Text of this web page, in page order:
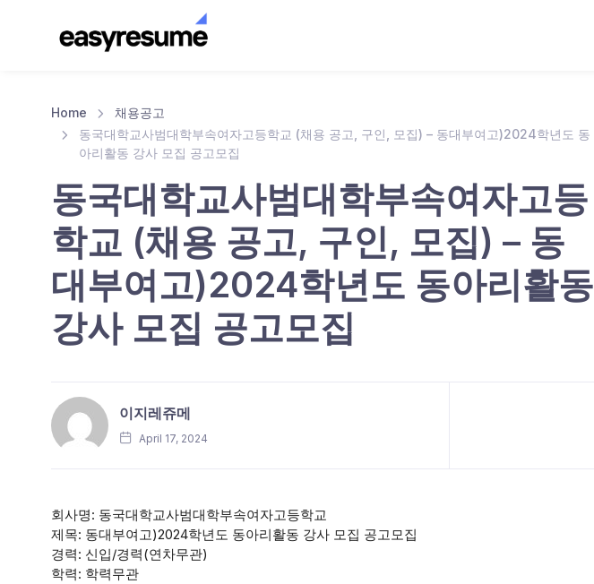
Home
채용공고
동국대학교사범대학부속여자고등학교 (채용 공고, 구인, 모집) – 동대부여고)2024학년도 동
아리활동 강사 모집 공고모집
동국대학교사범대학부속여자고등
학교 (채용 공고, 구인, 모집) – 동
대부여고)2024학년도 동아리활동
강사 모집 공고모집
이지레쥬메
April 17, 2024
회사명: 동국대학교사범대학부속여자고등학교
제목: 동대부여고)2024학년도 동아리활동 강사 모집 공고모집
경력: 신입/경력(연차무관)
학력: 학력무관